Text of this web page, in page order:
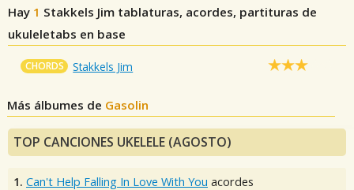
Hay 1 Stakkels Jim tablaturas, acordes, partituras de
ukuleletabs en base
CHORDS Stakkels Jim
Más álbumes de Gasolin
TOP CANCIONES UKELELE (AGOSTO)
1. Can't Help Falling In Love With You acordes